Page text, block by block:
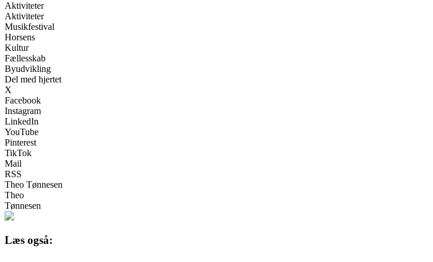
Aktiviteter
Aktiviteter
Musikfestival
Horsens
Kultur
Fællesskab
Byudvikling
Del med hjertet
X
Facebook
Instagram
LinkedIn
YouTube
Pinterest
TikTok
Mail
RSS
Theo Tønnesen
Theo
Tønnesen
Læs også: